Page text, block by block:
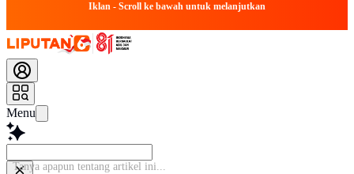
Iklan - Scroll ke bawah untuk melanjutkan
Menu
Tanya apapun tentang artik